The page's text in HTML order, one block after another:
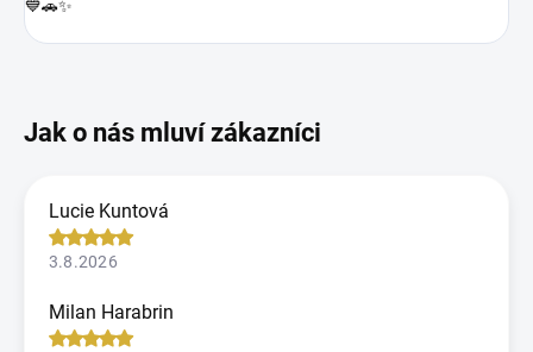
💙🚗✨
Lucie Kuntová
3.8.2026
Milan Harabrin